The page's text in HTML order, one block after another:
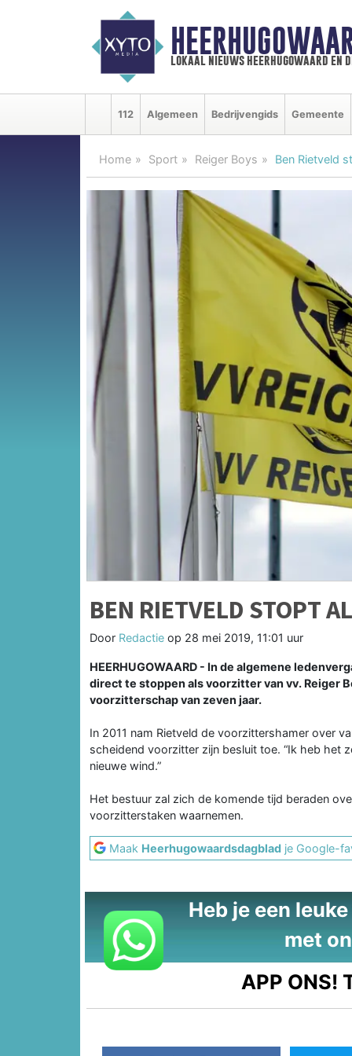
lokaal nieuws heerhugowaard en
112 Algemeen Bedrijvengids Gemeente
Home Sport Reiger Boys Ben Rietveld
BEN RIETVELD STOPT
Door Redactie op 28 mei 2019, 11:01 uur
HEERHUGOWAARD - In de algemene
direct te stoppen als voorzitter van vv. Reiger
voorzitterschap van zeven jaar.
In 2011 nam Rietveld de voorzittershamer over
scheidend voorzitter zijn besluit toe. “Ik heb het
nieuwe wind.”
Het bestuur zal zich de komende tijd beraden
voorzitterstaken waarnemen.
Maak Heerhugowaardsdagblad je Google-
Heb je een
met
APP ONS!